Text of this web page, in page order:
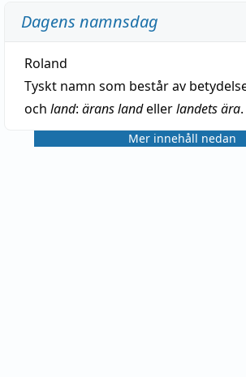
Dagens namnsdag
Roland
Tyskt namn som består av
och land: ärans landellerlandets ära.
Mer innehåll nedan